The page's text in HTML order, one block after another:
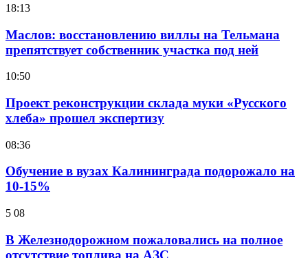
18:13
Маслов: восстановлению виллы на Тельмана
препятствует собственник участка под ней
10:50
Проект реконструкции склада муки «Русского
хлеба» прошел экспертизу
08:36
Обучение в вузах Калининграда подорожало на
10-15%
5 08
В Железнодорожном пожаловались на полное
отсутствие топлива на АЗС